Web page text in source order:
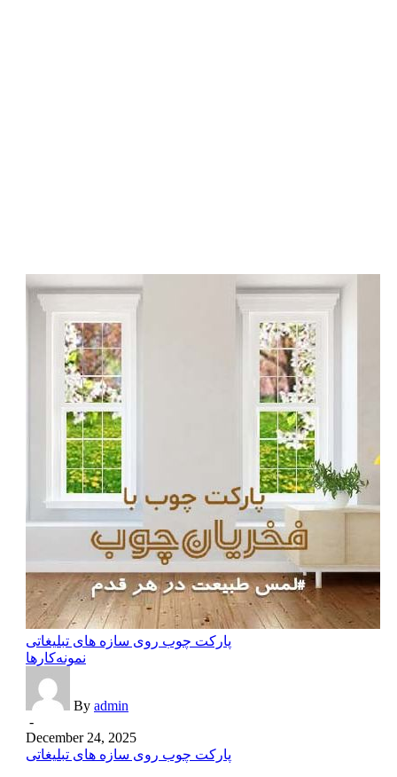
پارکت چوب روی سازه های تبلیغاتی
نمونه‌کارها
By admin
-
December 24, 2025
پارکت چوب روی سازه های تبلیغاتی